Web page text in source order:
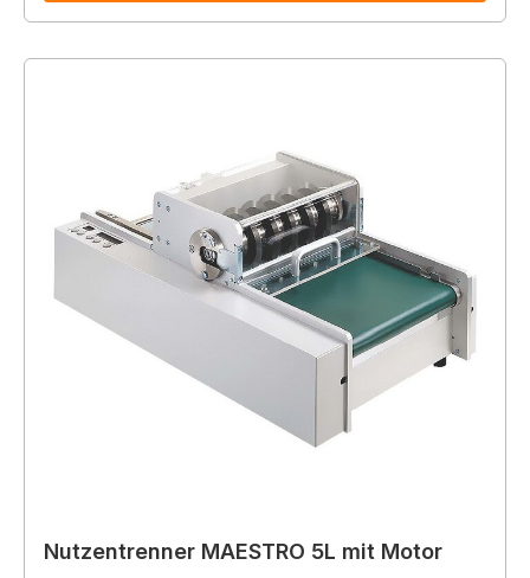
Nutzentrenner MAESTRO 5L mit Motor